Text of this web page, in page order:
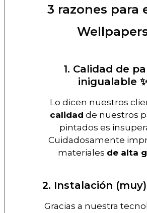
3 razones para
1. Calidad de
inigualable
Lo dicen nuestros
calidad de nuestros
pintados es
Cuidadosamente
materiales de alta
2. Instalación
Gracias a nuestra